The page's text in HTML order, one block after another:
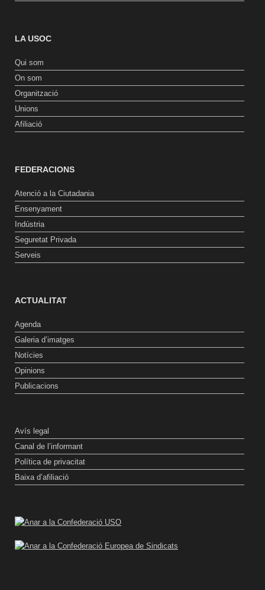
LA USOC
Qui som
On som
Organització
Unions
Afiliació
FEDERACIONS
Atenció a la Ciutadania
Ensenyament
Indústria
Seguretat Privada
Serveis
ACTUALITAT
Agenda
Galeria d’imatges
Notícies
Opinions
Publicacions
Avís legal
Canal de l’informant
Política de privacitat
Baixa d’afiliació